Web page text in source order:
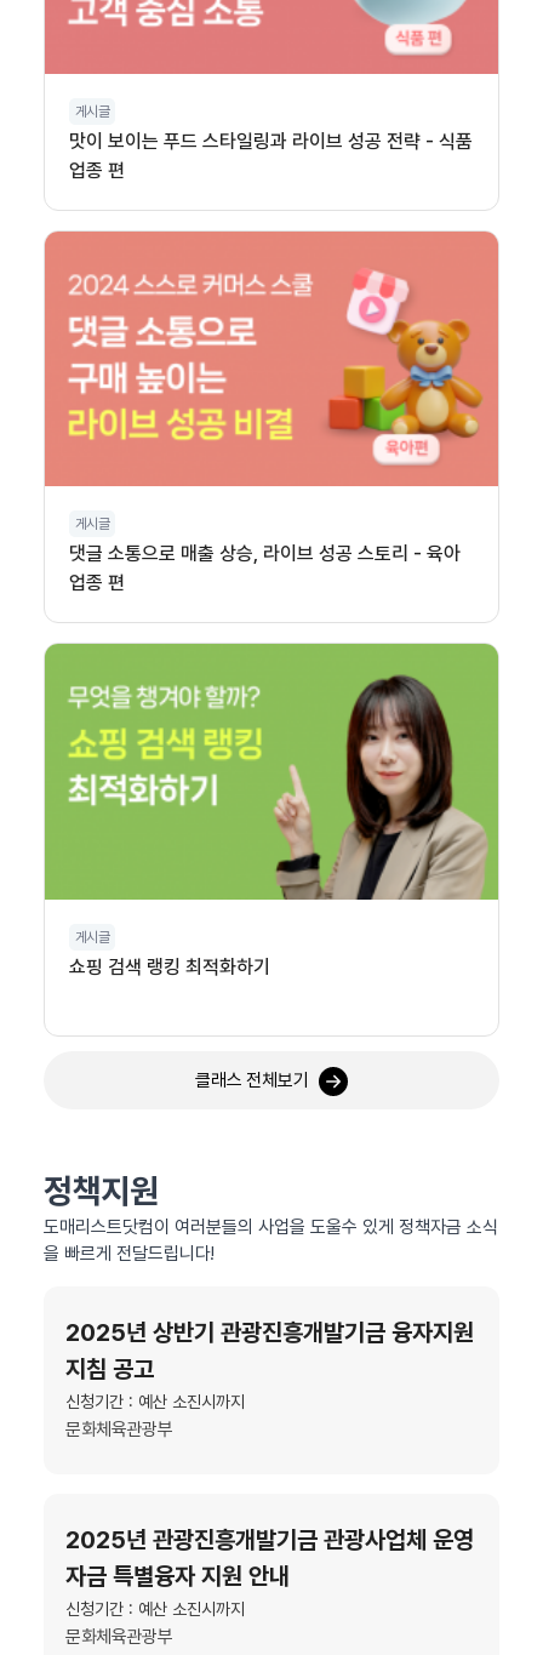
게시글
맛이 보이는 푸드 스타일링과 라이브 성공 전략 - 식품
업종 편
게시글
댓글 소통으로 매출 상승, 라이브 성공 스토리 - 육아
업종 편
게시글
쇼핑 검색 랭킹 최적화하기
클래스 전체보기
정책지원
도매리스트닷컴이 여러분들의 사업을 도울수 있게 정책자금 소식
을 빠르게 전달드립니다!
2025년 상반기 관광진흥개발기금 융자지원
지침 공고
신청기간 : 예산 소진시까지
문화체육관광부
2025년 관광진흥개발기금 관광사업체 운영
자금 특별융자 지원 안내
신청기간 : 예산 소진시까지
문화체육관광부